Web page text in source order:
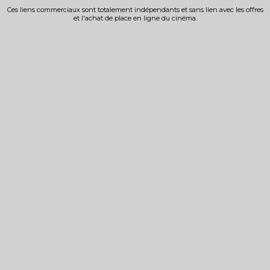
Ces liens commerciaux sont totalement indépendants et sans lien avec les offres
et l'achat de place en ligne du cinéma.